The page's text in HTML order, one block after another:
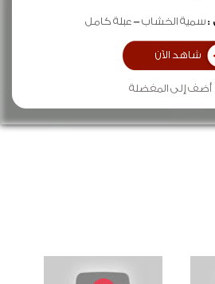
:سمية الخشاب عبلة كامل
شاهد الآن
أضف إلى المفضلة